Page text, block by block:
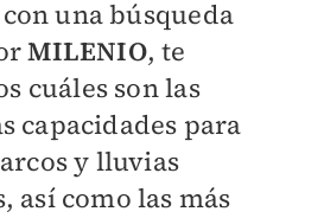
una búsqueda
MILENIO, te
cuáles son las
capacidades para
y lluvias
así como las más